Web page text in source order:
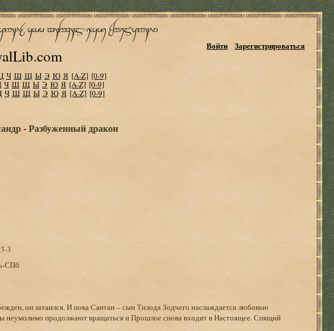
Войти Зарегистрироваться
Ч Ш Щ Ы Э Ю Я [A-Z] [0-9]
Ч Ш Щ Ы Э Ю Я [A-Z] [0-9]
Ч Ш Щ Ы Э Ю Я [A-Z] [0-9]
- Разбуженный дракон
3
СПб
он затаился. И пока Сантан – сын Тилода Зодчего наслаждается любовью
неумолимо продолжают вращаться и Прошлое снова входит в Настоящее. Спящий